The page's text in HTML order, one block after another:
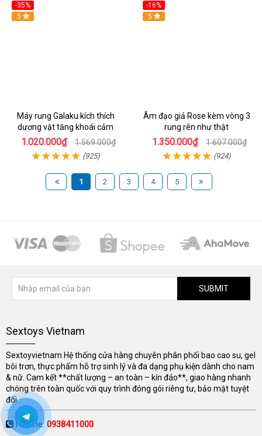
-35%
Hot
5
Máy rung Galaku kích thích
dương vật tăng khoái cảm
1.020.000₫ 1.569.000₫
(925)
-16%
5
Âm đạo giả Rose kèm vòng 3
rung rên như thật
1.350.000₫ 1.607.000₫
(924)
1 2 3 4 5
SUBMIT
Sextoys Vietnam
Sextoyvietnam Hệ thống cửa hàng chuyên phân phối bao cao su, gel
bôi trơn, thực phẩm hỗ trợ sinh lý và đa dạng phụ kiện dành cho nam
& nữ. Cam kết **chất lượng – an toàn – kín đáo**, giao hàng nhanh
chóng trên toàn quốc với quy trình đóng gói riêng tư, bảo mật tuyệt
đối.
Hotline: 0938411000